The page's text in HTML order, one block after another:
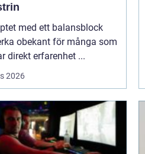
med ett balansblock
obekant för många som
direkt erfarenhet ...
2026